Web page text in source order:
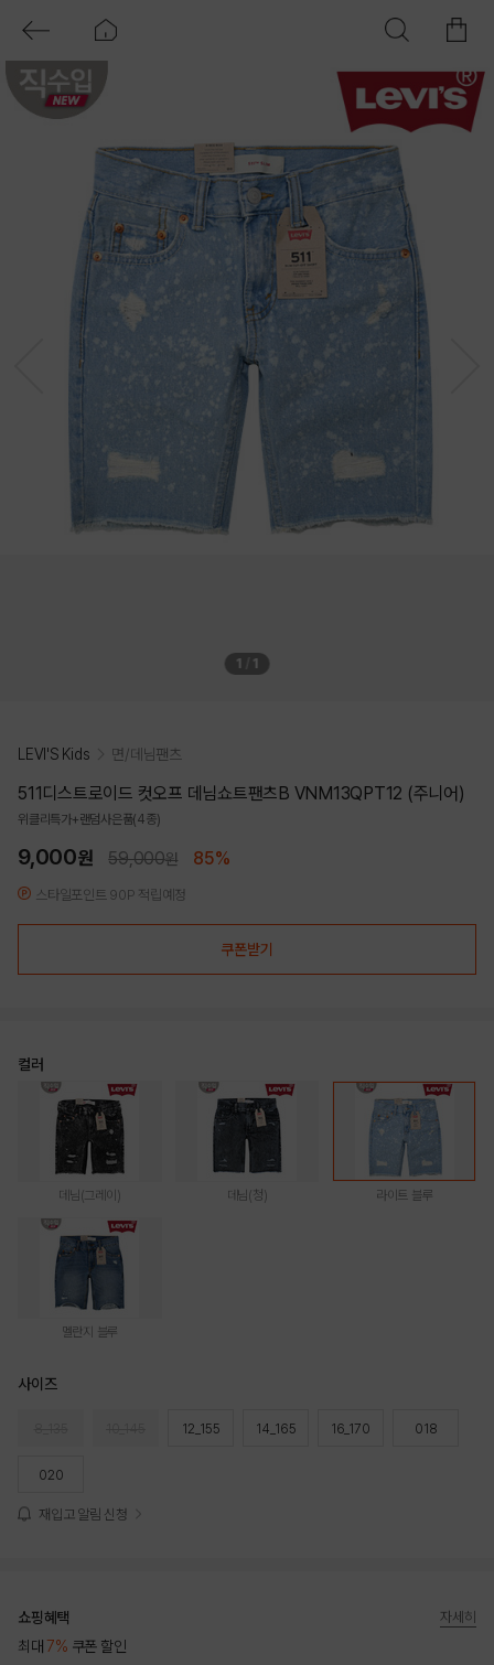
1 1
LEVI'S Kids 면/데님팬츠
511디스트로이드 컷오프 데님쇼트팬츠B VNM13QPT12 (주니어)
위클리특가+랜덤사은품(4종)
9,000원 59,000원 85%
스타일포인트 90P 적립예정
쿠폰받기
컬러
데님(그레이) 데님(청) 라이트 블루
멜란지 블루
사이즈
12_155 14_165 16_170 018
020
재입고 알림 신청
쇼핑혜택
최대 7% 쿠폰 할인
자세히